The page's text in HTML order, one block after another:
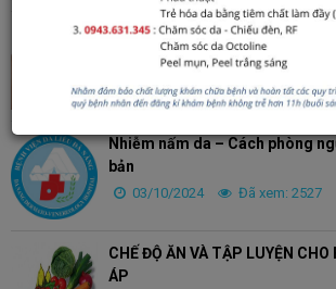
ĐIỀU DƯỠNG TRONG CÁC BỆNH
DO THUỐC DIỆT CỎ
03/10/2024 Đã xem: 2282
Nhiễm nấm da – Cách phòng
bản
03/10/2024 Đã xem: 2527
CHẾ ĐỘ ĂN VÀ TẬP LUYỆN CHO
ÁP